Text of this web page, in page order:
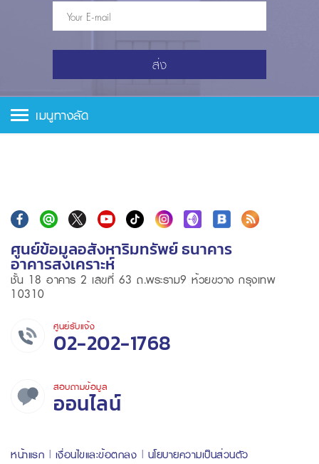
ส่ง
เมนูทางลัด
ศูนย์ข้อมูลอสังหาริมทรัพย์ ธนาคาร
อาคารสงเคราะห์
ชั้น 18 อาคาร 2 เลขที่ 63 ถ.พระราม9 ห้วยขวาง กรุงเทพ
10310
ศูนย์รับแจ้ง
02-202-1768
สอบถามข้อมูล
ออนไลน์
หน้าแรก เงื่อนไขและข้อตกลง นโยบายความเป็นส่วนตัว